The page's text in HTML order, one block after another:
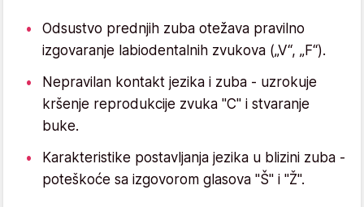
Odsustvo prednjih zuba otežava pravilno
izgovaranje labiodentalnih zvukova („V“, „F“).
Nepravilan kontakt jezika i zuba - uzrokuje
kršenje reprodukcije zvuka "C" i stvaranje
buke.
Karakteristike postavljanja jezika u blizini zuba -
poteškoće sa izgovorom glasova "Š" i "Ž".